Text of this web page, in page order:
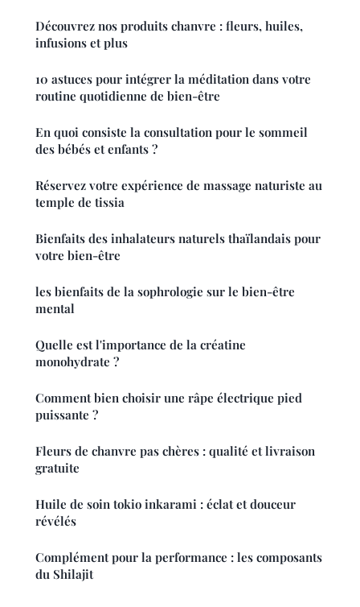
Découvrez nos produits chanvre : fleurs, huiles,
infusions et plus
10 astuces pour intégrer la méditation dans votre
routine quotidienne de bien-être
En quoi consiste la consultation pour le sommeil
des bébés et enfants ?
Réservez votre expérience de massage naturiste au
temple de tissia
Bienfaits des inhalateurs naturels thaïlandais pour
votre bien-être
les bienfaits de la sophrologie sur le bien-être
mental
Quelle est l'importance de la créatine
monohydrate ?
Comment bien choisir une râpe électrique pied
puissante ?
Fleurs de chanvre pas chères : qualité et livraison
gratuite
Huile de soin tokio inkarami : éclat et douceur
révélés
Complément pour la performance : les composants
du Shilajit